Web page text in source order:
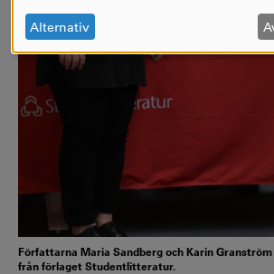
Författarna Maria Sandberg och Karin
från förlaget Studentlitteratur.
OCH
COOKIES
Alternativ